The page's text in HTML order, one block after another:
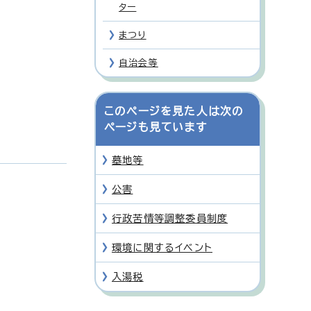
ター
まつり
自治会等
このページを見た人は次の
ページも見ています
墓地等
公害
行政苦情等調整委員制度
環境に関するイベント
入湯税